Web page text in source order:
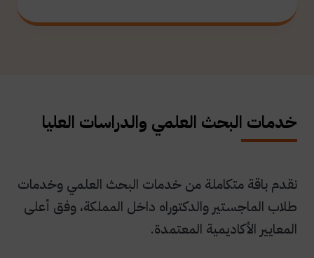
خدمات البحث العلمي والدراسات العليا
نقدم باقة متكاملة من خدمات البحث العلمي وخدمات
طلاب الماجستير والدكتوراه داخل المملكة، وفق أعلى
المعايير الأكاديمية المعتمدة.